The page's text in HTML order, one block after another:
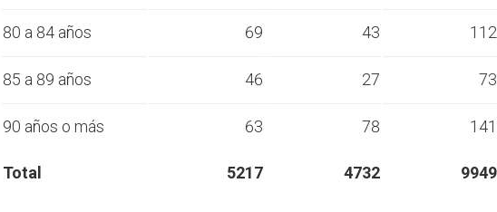
80 a 84 años 69 43 112
85 a 89 años 46 27 73
90 años o más 63 78 141
Total 5217 4732 9949